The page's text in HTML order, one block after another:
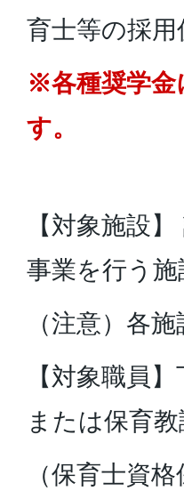
育士等の採
※各種奨学金
す。
【対象施設
事業を行う
（注意）各
【対象職員
または保育教
（保育士資